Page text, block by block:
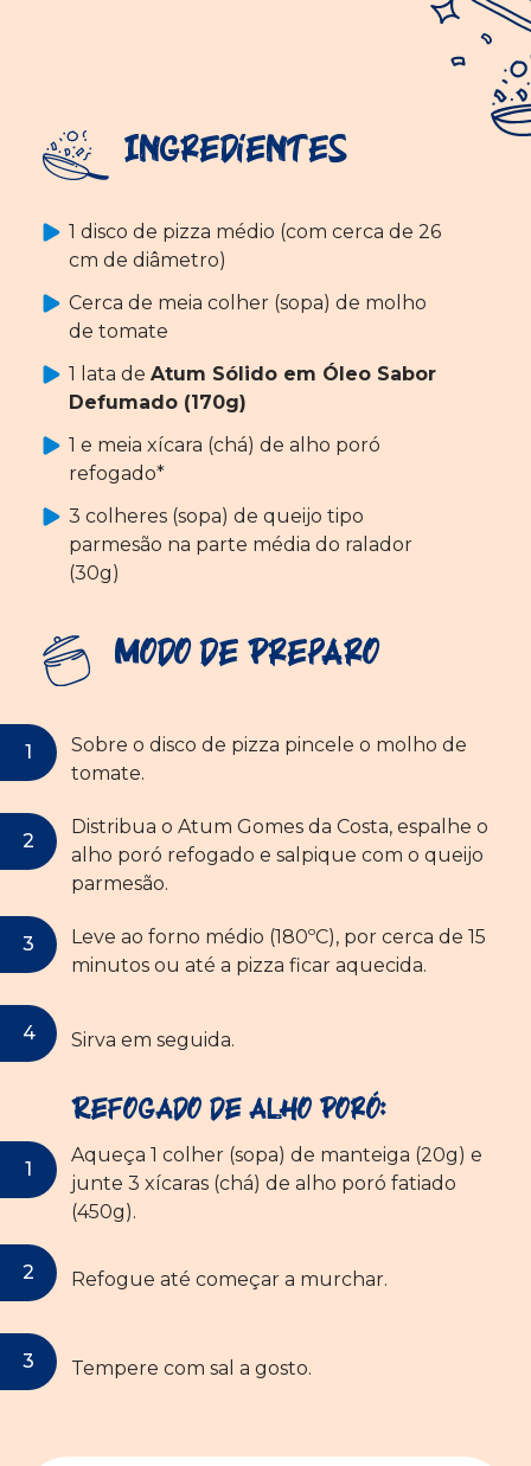
Ingredientes
1 disco de pizza médio (com cerca de 26
cm de diâmetro)
Cerca de meia colher (sopa) de molho
de tomate
1 lata de Atum Sólido em Óleo Sabor
Defumado (170g)
1 e meia xícara (chá) de alho poró
refogado*
3 colheres (sopa) de queijo tipo
parmesão na parte média do ralador
(30g)
Modo de Preparo
Sobre o disco de pizza pincele o molho de
tomate.
Distribua o Atum Gomes da Costa, espalhe o
alho poró refogado e salpique com o queijo
parmesão.
Leve ao forno médio (180ºC), por cerca de 15
minutos ou até a pizza ficar aquecida.
Sirva em seguida.
Refogado de Alho Poró:
Aqueça 1 colher (sopa) de manteiga (20g) e
junte 3 xícaras (chá) de alho poró fatiado
(450g).
Refogue até começar a murchar.
Tempere com sal a gosto.